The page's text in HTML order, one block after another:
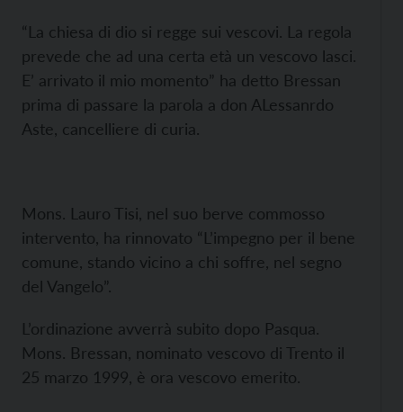
“La chiesa di dio si regge sui vescovi. La regola
prevede che ad una certa età un vescovo lasci.
E’ arrivato il mio momento” ha detto Bressan
prima di passare la parola a don ALessanrdo
Aste, cancelliere di curia.
Mons. Lauro Tisi, nel suo berve commosso
intervento, ha rinnovato “L’impegno per il bene
comune, stando vicino a chi soffre, nel segno
del Vangelo”.
L’ordinazione avverrà subito dopo Pasqua.
Mons. Bressan, nominato vescovo di Trento il
25 marzo 1999, è ora vescovo emerito.